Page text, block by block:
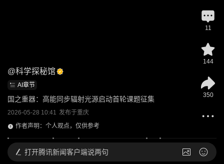
@科学探秘馆
AI章节
国之重器：高能同步辐射光源启动首轮课题征集
2026-05-28 10:41 发布于重庆
作者声明：个人观点，仅供参考
11
144
350
打开腾讯新闻客户端说两句